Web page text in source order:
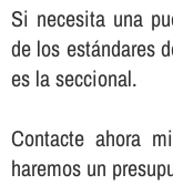
Si necesita una
de los estándares
es la seccional.
Contacte ahora
haremos un